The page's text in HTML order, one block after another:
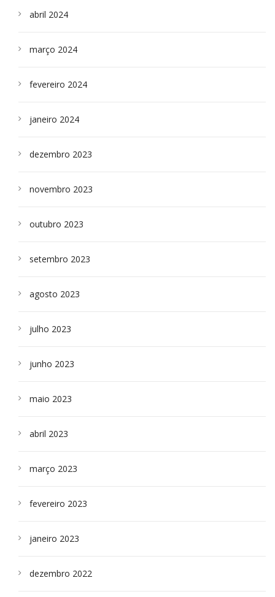
abril 2024
março 2024
fevereiro 2024
janeiro 2024
dezembro 2023
novembro 2023
outubro 2023
setembro 2023
agosto 2023
julho 2023
junho 2023
maio 2023
abril 2023
março 2023
fevereiro 2023
janeiro 2023
dezembro 2022